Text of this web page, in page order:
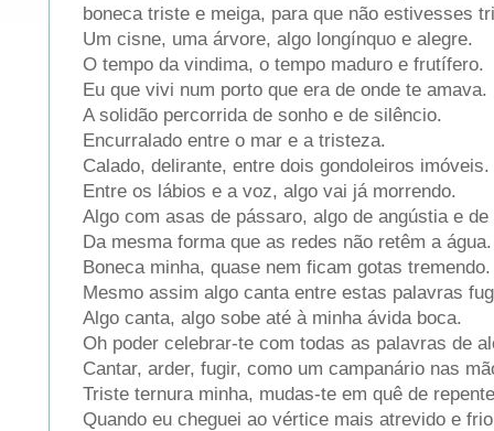
boneca triste e meiga, para que não estivesses
Um cisne, uma árvore, algo longínquo e alegre.
O tempo da vindima, o tempo maduro e frutífero.
Eu que vivi num porto que era de onde te amava.
A solidão percorrida de sonho e de silêncio.
Encurralado entre o mar e a tristeza.
Calado, delirante, entre dois gondoleiros imóveis.
Entre os lábios e a voz, algo vai já morrendo.
Algo com asas de pássaro, algo de angústia e
Da mesma forma que as redes não retêm a água.
Boneca minha, quase nem ficam gotas tremendo.
Mesmo assim algo canta entre estas palavras
Algo canta, algo sobe até à minha ávida boca.
Oh poder celebrar-te com todas as palavras de
Cantar, arder, fugir, como um campanário nas
Triste ternura minha, mudas-te em quê de
Quando eu cheguei ao vértice mais atrevido e frio